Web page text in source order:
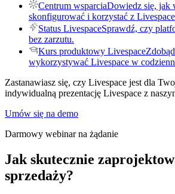
Centrum wsparciaDowiedz się, jak
skonfigurować i korzystać z
Status LivespaceSprawdź, czy
bez zarzutu.
Kurs produktowy Livespace
wykorzystywać Livespace w
Zastanawiasz się, czy Livespace jest dla
indywidualną prezentację Livespace z
Umów się na demo
Darmowy webinar na żądanie
Jak skutecznie
sprzedaży?